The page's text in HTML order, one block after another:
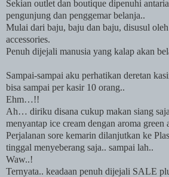
Sekian outlet dan boutique dipenuhi
pengunjung dan penggemar belanja..
Mulai dari baju, baju dan baju, disusul oleh
accessories.
Penuh dijejali manusia yang kalap akan
Sampai-sampai aku perhatikan deretan
bisa sampai per kasir 10 orang..
Ehm…!!
Ah… diriku disana cukup makan siang
menyantap ice cream dengan aroma
Perjalanan sore kemarin dilanjutkan ke
tinggal menyeberang saja.. sampai lah..
Waw..!
Ternyata.. keadaan penuh dijejali SALE